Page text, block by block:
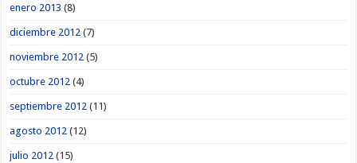
enero 2013 (8)
diciembre 2012 (7)
noviembre 2012 (5)
octubre 2012 (4)
septiembre 2012 (11)
agosto 2012 (12)
julio 2012 (15)